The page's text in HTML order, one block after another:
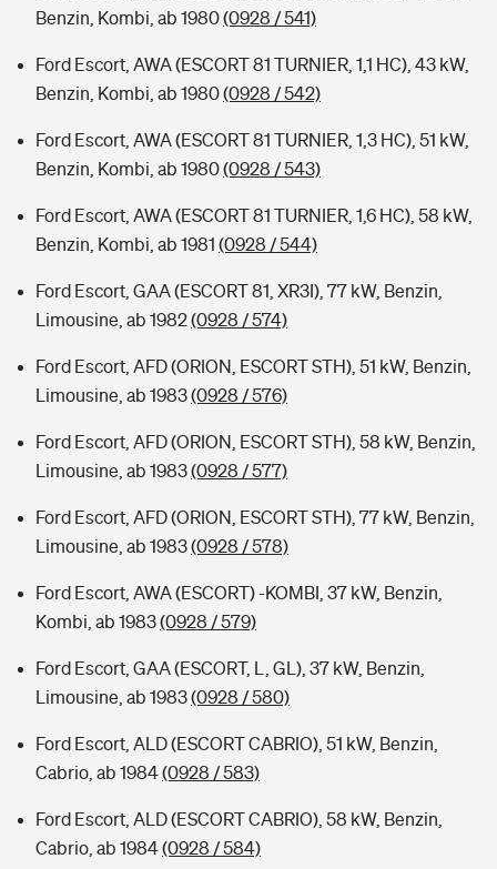
Benzin, Kombi, ab 1980(0928 / 541)
Ford Escort, AWA (ESCORT 81 TURNIER, 1,1 HC), 43 kW,
Benzin, Kombi, ab 1980(0928 / 542)
Ford Escort, AWA (ESCORT 81 TURNIER, 1,3 HC), 51 kW,
Benzin, Kombi, ab 1980(0928 / 543)
Ford Escort, AWA (ESCORT 81 TURNIER, 1,6 HC), 58 kW,
Benzin, Kombi, ab 1981 (0928 / 544)
Ford Escort, GAA (ESCORT 81, XR3I), 77 kW, Benzin,
Limousine, ab 1982(0928 / 574)
Ford Escort, AFD (ORION, ESCORT STH), 51 kW, Benzin,
Limousine, ab 1983(0928 / 576)
Ford Escort, AFD (ORION, ESCORT STH), 58 kW, Benzin,
Limousine, ab 1983(0928 / 577)
Ford Escort, AFD (ORION, ESCORT STH), 77 kW, Benzin,
Limousine, ab 1983(0928 / 578)
Ford Escort, AWA (ESCORT) -KOMBI, 37 kW, Benzin,
Kombi, ab 1983(0928 / 579)
Ford Escort, GAA (ESCORT, L, GL), 37 kW, Benzin,
Limousine, ab 1983(0928 / 580)
Ford Escort, ALD (ESCORT CABRIO), 51 kW, Benzin,
Cabrio, ab 1984(0928 / 583)
Ford Escort, ALD (ESCORT CABRIO), 58 kW, Benzin,
Cabrio, ab 1984(0928 / 584)